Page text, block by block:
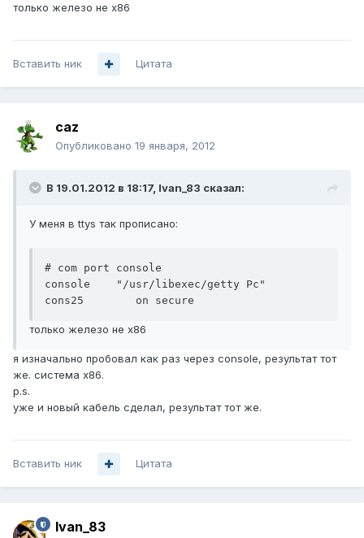
только железо не х86
Вставить ник Цитата
caz
Опубликовано 19 января, 2012
В 19.01.2012 в 18:17, Ivan_83 сказал:
У меня в ttys так прописано:
# com port console
console    "/usr/libexec/getty Pc"
только железо не х86
я изначально пробовал как раз через console, результат тот
же. система x86.
p.s.
уже и новый кабель сделал, результат тот же.
Вставить ник Цитата
Ivan_83